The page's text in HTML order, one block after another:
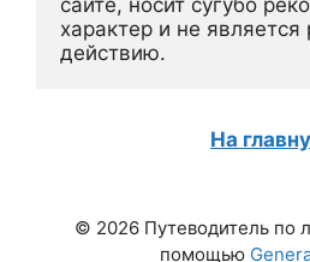
сайте, носит сугубо
характер и не
действию.
На
© 2026 Путеводитель по
помощью